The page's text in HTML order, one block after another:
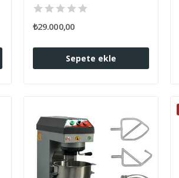
₺29.000,00
Sepete ekle